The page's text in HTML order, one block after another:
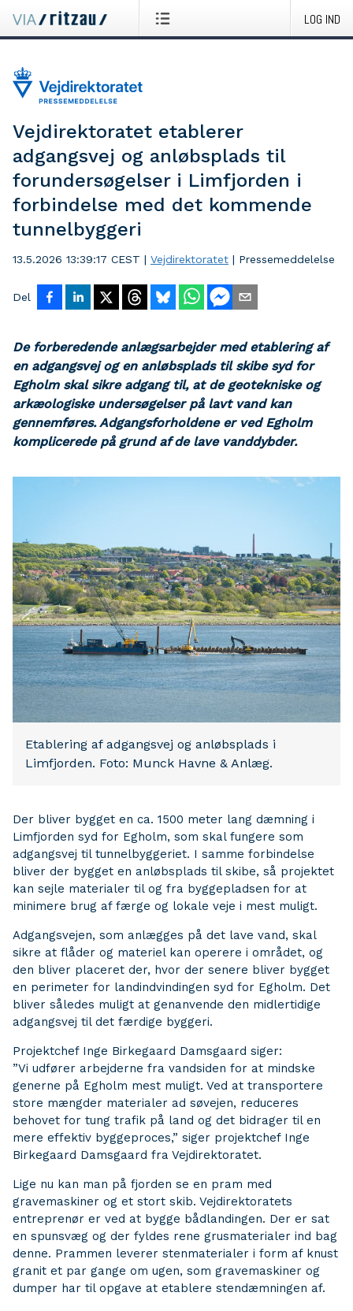
LOG IND
Vejdirektoratet etablerer
adgangsvej og anløbsplads til
forundersøgelser i Limfjorden i
forbindelse med det kommende
tunnelbyggeri
13.5.2026 13:39:17 CEST | Vejdirektoratet | Pressemeddelelse
Del
De forberedende anlægsarbejder med etablering af
en adgangsvej og en anløbsplads til skibe syd for
Egholm skal sikre adgang til, at de geotekniske og
arkæologiske undersøgelser på lavt vand kan
gennemføres. Adgangsforholdene er ved Egholm
komplicerede på grund af de lave vanddybder.
Etablering af adgangsvej og anløbsplads i
Limfjorden. Foto: Munck Havne & Anlæg.
Der bliver bygget en ca. 1500 meter lang dæmning i
Limfjorden syd for Egholm, som skal fungere som
adgangsvej til tunnelbyggeriet. I samme forbindelse
bliver der bygget en anløbsplads til skibe, så projektet
kan sejle materialer til og fra byggepladsen for at
minimere brug af færge og lokale veje i mest muligt.
Adgangsvejen, som anlægges på det lave vand, skal
sikre at flåder og materiel kan operere i området, og
den bliver placeret der, hvor der senere bliver bygget
en perimeter for landindvindingen syd for Egholm. Det
bliver således muligt at genanvende den midlertidige
adgangsvej til det færdige byggeri.
Projektchef Inge Birkegaard Damsgaard siger:
”Vi udfører arbejderne fra vandsiden for at mindske
generne på Egholm mest muligt. Ved at transportere
store mængder materialer ad søvejen, reduceres
behovet for tung trafik på land og det bidrager til en
mere effektiv byggeproces,” siger projektchef Inge
Birkegaard Damsgaard fra Vejdirektoratet.
Lige nu kan man på fjorden se en pram med
gravemaskiner og et stort skib. Vejdirektoratets
entreprenør er ved at bygge bådlandingen. Der er sat
en spunsvæg og der fyldes rene grusmaterialer ind bag
denne. Prammen leverer stenmaterialer i form af knust
granit et par gange om ugen, som gravemaskiner og
dumper har til opgave at etablere stendæmningen af.